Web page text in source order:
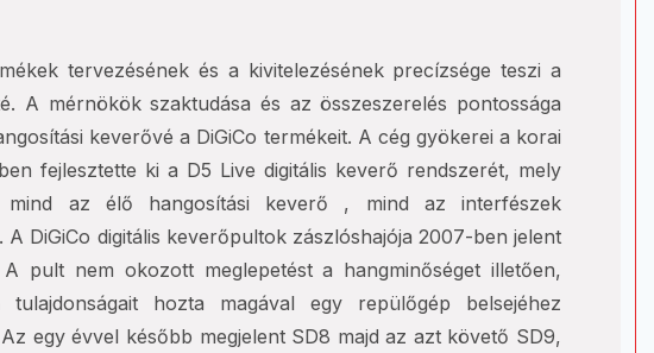
tervezésének és a kivitelezésének precízsége teszi a
A mérnökök szaktudása és az összeszerelés pontossága
keverővé a DiGiCo termékeit. A cég gyökerei a korai
fejlesztette ki a D5 Live digitális keverő rendszerét, mely
mind az élő hangosítási keverő , mind az interfészek
DiGiCo digitális keverőpultok zászlóshajója 2007-ben jelent
pult nem okozott meglepetést a hangminőséget illetően,
hozta magával egy repülőgép belsejéhez
egy évvel később megjelent SD8 majd az azt követő SD9,